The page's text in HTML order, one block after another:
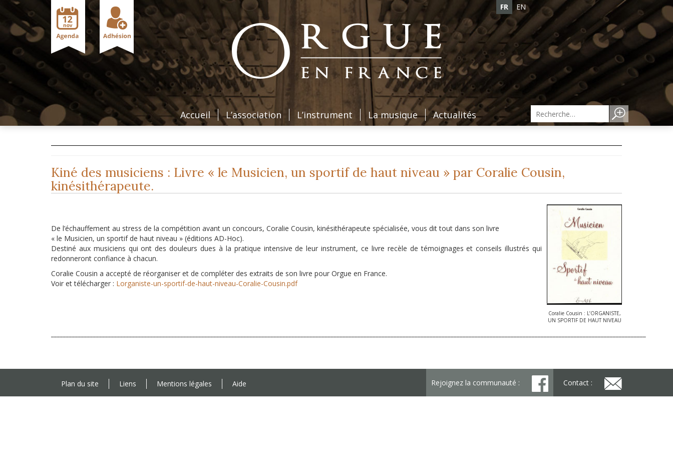
FR EN
Accueil L’association L’instrument La musique Actualités
Kiné des musiciens : Livre « le Musicien, un sportif de haut niveau » par Coralie Cousin,
kinésithérapeute.
Coralie Cousin : L’ORGANISTE,
UN SPORTIF DE HAUT NIVEAU
De l’échauffement au stress de la compétition avant un concours, Coralie Cousin, kinésithérapeute spécialisée, vous dit tout dans son livre
« le Musicien, un sportif de haut niveau » (éditions AD-Hoc).
Destiné aux musiciens qui ont des douleurs dues à la pratique intensive de leur instrument, ce livre recèle de témoignages et conseils illustrés qui
redonneront confiance à chacun.
Coralie Cousin a accepté de réorganiser et de compléter des extraits de son livre pour Orgue en France.
Voir et télécharger : Lorganiste-un-sportif-de-haut-niveau-Coralie-Cousin.pdf
Plan du site Liens Mentions légales Aide Rejoignez la communauté : Contact :